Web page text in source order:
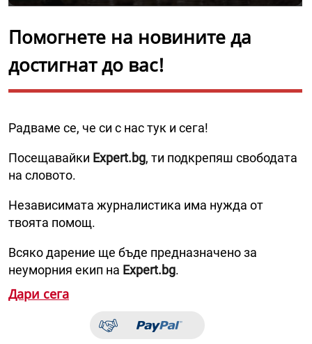
Помогнете на новините да
достигнат до вас!
Радваме се, че си с нас тук и сега!
Посещавайки Expert.bg, ти подкрепяш свободата
на словото.
Независимата журналистика има нужда от
твоята помощ.
Всяко дарение ще бъде предназначено за
неуморния екип на Expert.bg.
Дари сега